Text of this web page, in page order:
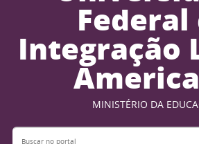
Federal
Integração
MINISTÉRIO DA
Buscar no portal